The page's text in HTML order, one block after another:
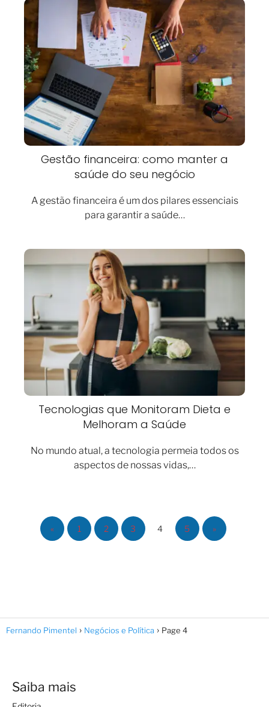
Gestão financeira: como manter a
saúde do seu negócio
A gestão financeira é um dos pilares essenciais
para garantir a saúde…
Tecnologias que Monitoram Dieta e
Melhoram a Saúde
No mundo atual, a tecnologia permeia todos os
aspectos de nossas vidas,…
« 1 2 3 4 5 »
Fernando Pimentel Negócios e Política Page 4
Saiba mais